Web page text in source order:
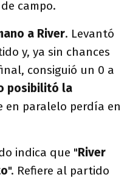
campo.
a River. Levantó
y, ya sin chances
consiguió un 0 a
posibilitó la
en paralelo perdía en
indica que "River
". Refiere al partido